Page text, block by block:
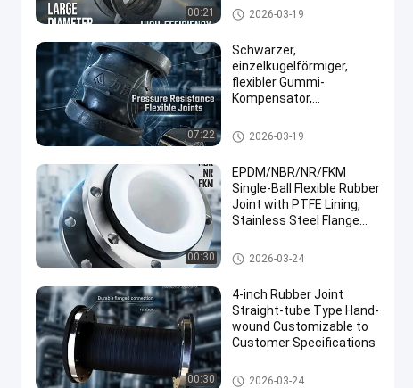
00:21
Rohrleitungsanschlüsse
Einkugel-Flexible Gummiverbin
dung
2026-03-19
07:22
Schwarzer,
einzelkugelförmiger,
flexibler Gummi-
Kompensator,
bar, PN6 PN40, langlebig
und für industrielle
Einkugel-Flexible Gummiverbin
dung
2026-03-19
00:30
EPDM/NBR/NR/FKM
Single-Ball Flexible Rubber
Joint with PTFE Lining,
Stainless Steel Flange
Pressure Applications in
Construction Projects
Einkugel-Flexible Gummiverbin
dung
2026-03-24
00:30
4-inch Rubber Joint
Straight-tube Type Hand-
wound Customizable to
Customer Specifications
Einkugel-Flexible Gummiverbin
2026-03-24